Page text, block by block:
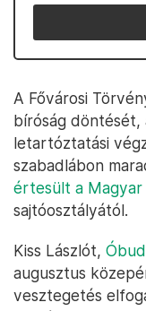
A Fővárosi
bíróság döntését,
letartóztatási
szabadlábon
értesült a Magyar
sajtóosztályától.
Kiss Lászlót,
augusztus
vesztegetés